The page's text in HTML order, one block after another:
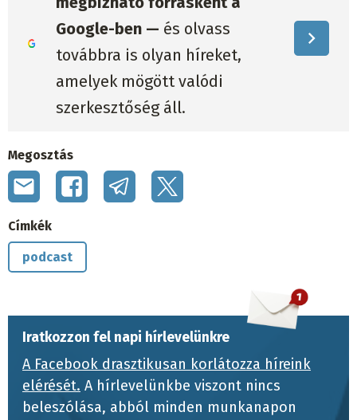
Google-ben — és olvass
továbbra is olyan híreket,
amelyek mögött valódi
szerkesztőség áll.
Megosztás
Címkék
podcast
Iratkozzon fel napi hírlevelünkre
A Facebook drasztikusan korlátozza híreink
elérését. A hírlevelünkbe viszont nincs
beleszólása, abból minden munkanapon